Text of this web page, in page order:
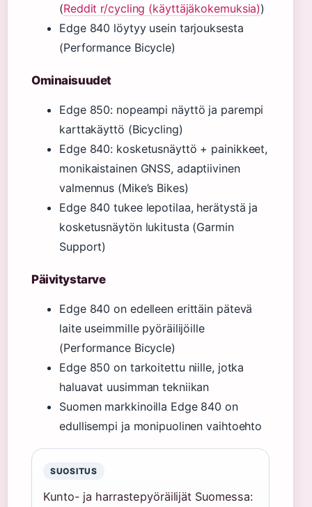
(Reddit r/cycling (käyttäjäkokemuksia))
Edge 840 löytyy usein tarjouksesta
(Performance Bicycle)
Ominaisuudet
Edge 850: nopeampi näyttö ja parempi
karttakäyttö (Bicycling)
Edge 840: kosketusnäyttö + painikkeet,
monikaistainen GNSS, adaptiivinen
valmennus (Mike’s Bikes)
Edge 840 tukee lepotilaa, herätystä ja
kosketusnäytön lukitusta (Garmin
Support)
Päivitystarve
Edge 840 on edelleen erittäin pätevä
laite useimmille pyöräilijöille
(Performance Bicycle)
Edge 850 on tarkoitettu niille, jotka
haluavat uusimman tekniikan
Suomen markkinoilla Edge 840 on
edullisempi ja monipuolinen vaihtoehto
SUOSITUS
Kunto- ja harrastepyöräilijät Suomessa: